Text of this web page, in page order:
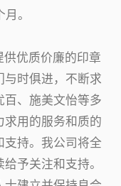
。
优质价廉的印章
与时俱进，不断求
百、施美文怡等多
求用的服务和质的
支持。我公司将全
予关注和支持。